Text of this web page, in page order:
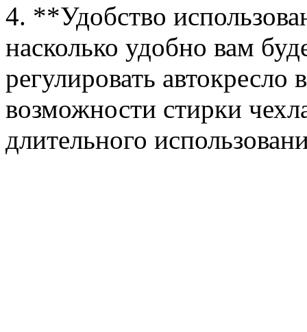
4. **Удобство
насколько удобно вам
регулировать
возможности стирки
длительного